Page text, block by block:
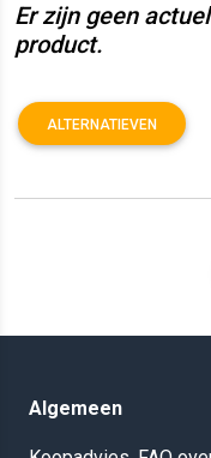
Er zijn geen
product.
ALTERNATIEVEN
Algemeen